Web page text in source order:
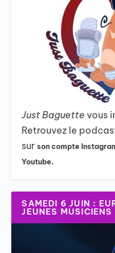
Just Baguettevous
Retrouvez le
surson compte
Youtube.
SAMEDI 6 JUIN :
JEUNES MUSICIENS